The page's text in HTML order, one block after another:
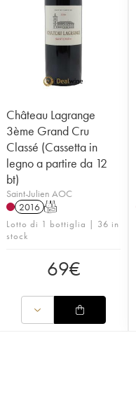
Château Lagrange
3ème Grand Cru
Classé (Cassetta in
legno a partire da 12
bt)
Saint-Julien AOC
2016 T
Lotto di 1 bottiglia | 36 in
stock
69€